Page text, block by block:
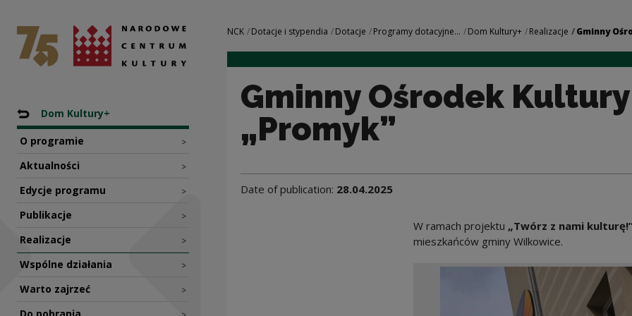
Gminny Ośrodek Kultury „Promyk” |
National Centre for Culture Poland
Nawigacja
Back to: Programy dotacyjne NCK
Dom Kultury+
O programie >
Aktualności >
Edycje programu >
Publikacje >
Realizacje >
Wspólne działania >
Warto zajrzeć >
Navigation
NCK Dotacje i stypendia Dotacje Programy dotacyjne... Dom Kultury+ Realizacje Gminny
Gminny Ośrodek Kultury
„Promyk”
Date of publication: 28.04.2025
W ramach projektu „Twórz z nami
mieszkańców gminy Wilkowice.